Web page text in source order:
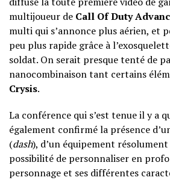
multijoueur de Call Of Duty
multi qui s’annonce plus aérien, et
peu plus rapide grâce à
soldat. On serait presque tenté de
nanocombinaison tant certains
Crysis.
La conférence qui s’est tenue il y a
également confirmé la présence
(dash), d’un équipement
possibilité de personnaliser en
personnage et ses différentes